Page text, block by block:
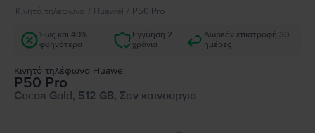
Κινητά τηλέφωνα Huawei P50 Pro
Έως και 40%
φθηνότερα
Εγγύηση 2
χρόνια
Δωρεάν επιστροφή 30
ημέρες
Κινητό τηλέφωνο Huawei
P50 Pro
Cocoa Gold, 512 GB, Σαν καινούργιο